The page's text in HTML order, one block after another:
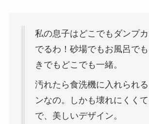
私の息子はどこでもダンプ
でるわ！砂場でもお風呂で
きでもどこでも一緒。
汚れたら食洗機に入れられ
ンなの。しかも壊れにくく
で、美しいデザイン。